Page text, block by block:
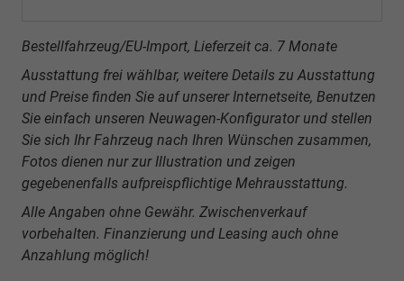
Bestellfahrzeug/EU-Import, Lieferzeit ca. 7 Monate
Ausstattung frei wählbar, weitere Details zu Ausstattung
und Preise finden Sie auf unserer Internetseite, Benutzen
Sie einfach unseren Neuwagen-Konfigurator und stellen
Sie sich Ihr Fahrzeug nach Ihren Wünschen zusammen,
Fotos dienen nur zur Illustration und zeigen
gegebenenfalls aufpreispflichtige Mehrausstattung.
Alle Angaben ohne Gewähr. Zwischenverkauf
vorbehalten. Finanzierung und Leasing auch ohne
Anzahlung möglich!